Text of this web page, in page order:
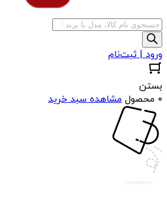
جستجوی
محصولات
ورود | ثبت‌نام
بستن
0 محصول
مشاهده سبد خرید